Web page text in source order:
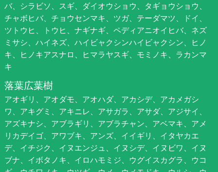
バ、シラビソ、スギ、ダイオウショウ、タギョウショウ、
チャボヒバ、チョウセンマキ、ツガ、テーダマツ、ドイ、
ツトウヒ、トウヒ、ナギナギ、ペディアニオイヒバ、ネズ
ミサシ、ハイネズ、ハイビャクシンハイビャクシン、ヒノ
キ、ヒノキアスナロ、ヒマラヤスギ、モミノキ、ラカンマ
キ
落葉広葉樹
アオギリ、アオダモ、アオハダ、アカシデ、アカメガシ
ワ、アキグミ、アキニレ、アサガラ、アサダ、アジサイ、
アズキナシ、アブラギリ、アブラチャン、アベマキ、アメ
リカデイゴ、アワブキ、アンズ、イイギリ、イタヤカエ
デ、イチジク、イヌエンジュ、イヌシデ、イヌビワ、イヌ
ブナ、イボタノキ、イロハモミジ、ウグイスカグラ、ウコ